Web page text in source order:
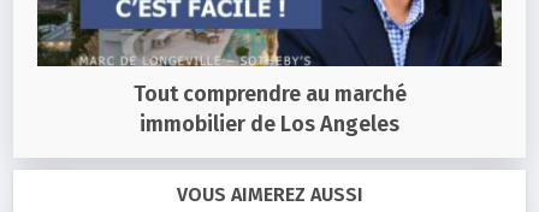
Tout comprendre au marché
immobilier de Los Angeles
VOUS AIMEREZ AUSSI